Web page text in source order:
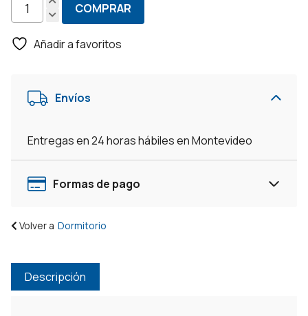
Tocador
Con
Organizador
Blanco
cantidad
COMPRAR
Añadir a favoritos
Envíos
Entregas en 24 horas hábiles en Montevideo
Formas de pago
Volver a Dormitorio
Descripción